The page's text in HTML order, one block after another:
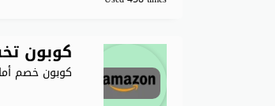
كوبون
كوبون خصم أمازون السعودية